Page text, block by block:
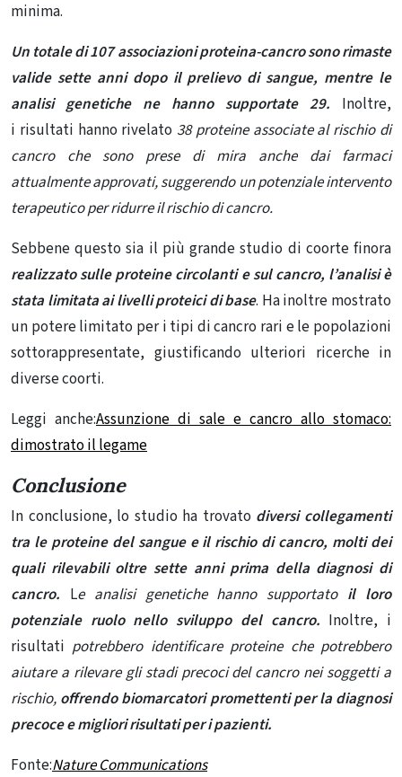
minima.
Un totale di 107 associazioni proteina-cancro sono rimaste
valide sette anni dopo il prelievo di sangue, mentre le
analisi genetiche ne hanno supportate 29.
Inoltre,
i risultati hanno rivelato 38 proteine ​​associate al rischio di
cancro che sono prese di mira anche dai farmaci
attualmente approvati, suggerendo un potenziale intervento
terapeutico per ridurre il rischio di cancro.
Sebbene questo sia il più grande studio di coorte finora
realizzato sulle proteine ​​circolanti e sul cancro, l’analisi è
stata limitata ai livelli proteici di base. Ha inoltre mostrato
un potere limitato per i tipi di cancro rari e le popolazioni
sottorappresentate, giustificando ulteriori ricerche in
diverse coorti.
Leggi anche:Assunzione di sale e cancro allo stomaco:
dimostrato il legame
Conclusione
In conclusione, lo studio ha trovato diversi collegamenti
tra le proteine ​​del sangue e il rischio di cancro, molti dei
quali rilevabili oltre sette anni prima della diagnosi di
cancro. Le analisi genetiche hanno supportato il loro
potenziale ruolo nello sviluppo del cancro. Inoltre, i
risultati potrebbero identificare proteine ​​che potrebbero
aiutare a rilevare gli stadi precoci del cancro nei soggetti a
rischio, offrendo biomarcatori promettenti per la diagnosi
precoce e migliori risultati per i pazienti.
Fonte:Nature Communications